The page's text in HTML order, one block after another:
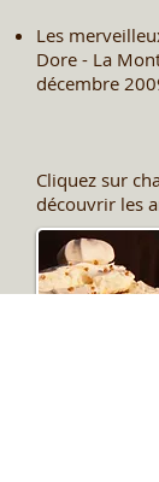
Les
Dore - La
décembre
Cliquez sur
découvrir les